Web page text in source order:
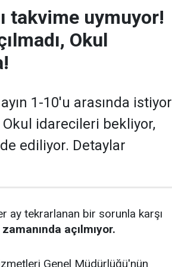
takvime uymuyor!
Okul
1-10'u arasında istiyor
Okul idarecileri bekliyor,
ediliyor. Detaylar
ay tekrarlanan bir sorunla karşı
açılmıyor.
Genel Müdürlüğü'nün